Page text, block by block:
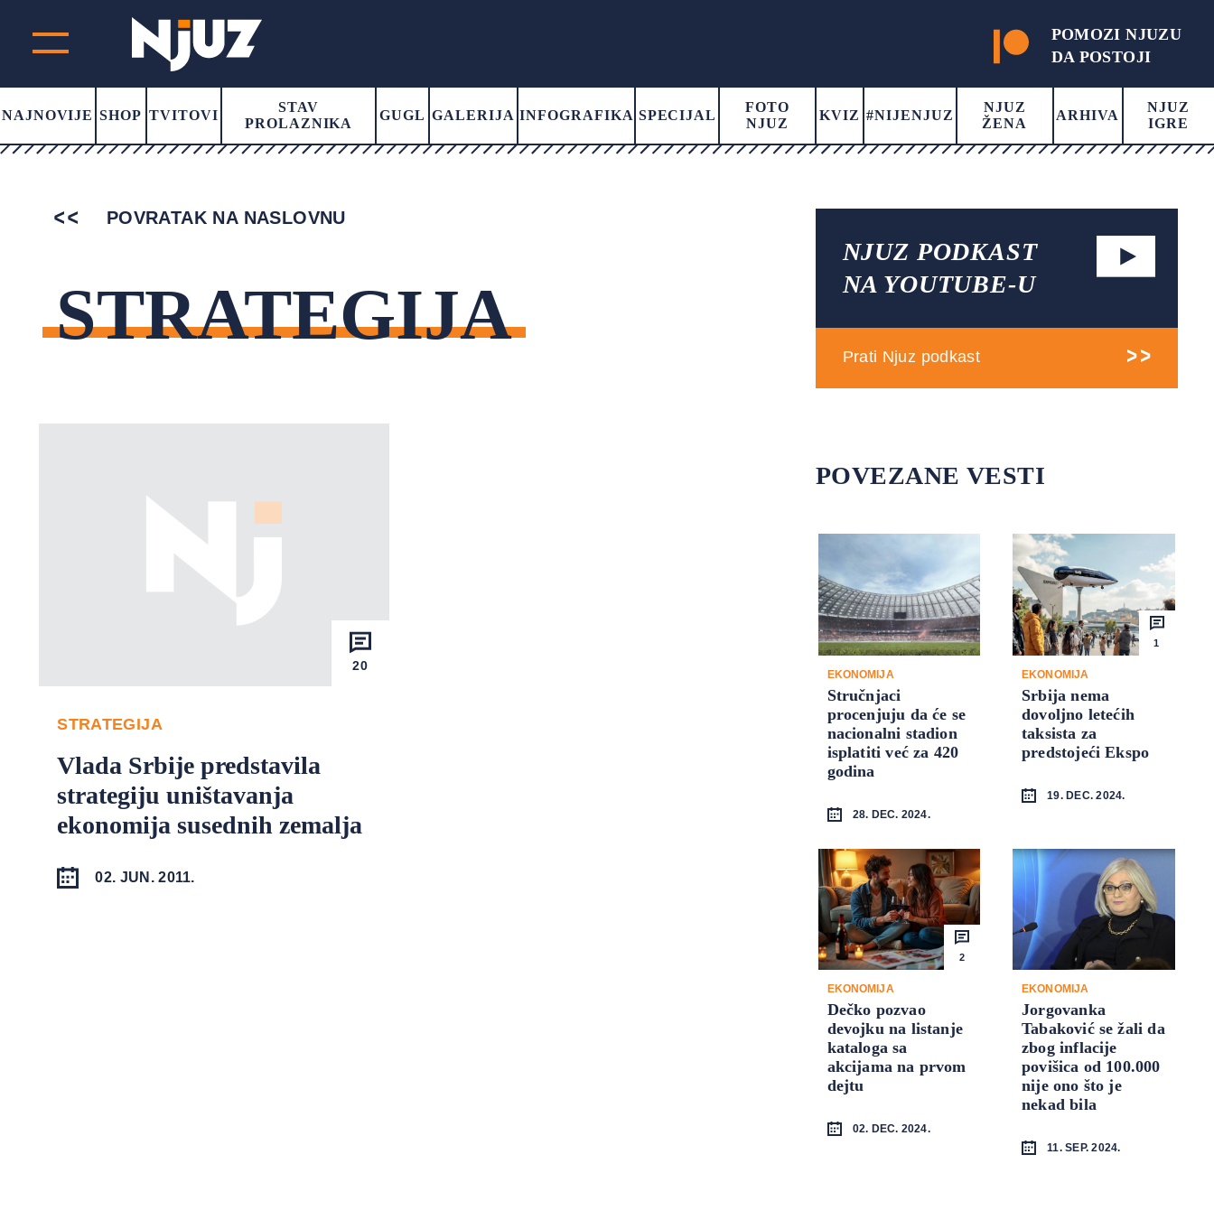
POMOZI NJUZU
DA POSTOJI
NAJNOVIJE SHOP TVITOVI
STAV
PROLAZNIKA
GUGL GALERIJA INFOGRAFIKA SPECIJAL
FOTO
NJUZ
KVIZ #NIJENJUZ
NJUZ
ŽENA
ARHIVA
NJUZ
IGRE
POVRATAK NA NASLOVNU
STRATEGIJA
20
STRATEGIJA
Vlada Srbije predstavila
strategiju uništavanja
ekonomija susednih zemalja
02. JUN. 2011.
NJUZ PODKAST
NA YOUTUBE-U
Prati Njuz podkast
POVEZANE VESTI
EKONOMIJA
Stručnjaci
procenjuju da će se
nacionalni stadion
isplatiti već za 420
godina
28. DEC. 2024.
1
EKONOMIJA
Srbija nema
dovoljno letećih
taksista za
predstojeći Ekspo
19. DEC. 2024.
2
EKONOMIJA
Dečko pozvao
devojku na listanje
kataloga sa
akcijama na prvom
dejtu
02. DEC. 2024.
EKONOMIJA
Jorgovanka
Tabaković se žali da
zbog inflacije
povišica od 100.000
nije ono što je
nekad bila
11. SEP. 2024.